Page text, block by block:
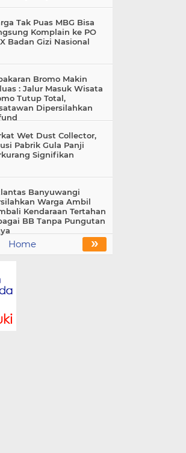
Tak Puas MBG Bisa
Komplain ke PO
Badan Gizi Nasional
Bromo Makin
: Jalur Masuk Wisata
Tutup Total,
Dipersilahkan
Wet Dust Collector,
Pabrik Gula Panji
Signifikan
Banyuwangi
Warga Ambil
Kendaraan Tertahan
BB Tanpa Pungutan
»
Home